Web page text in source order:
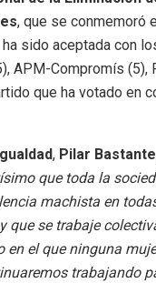
, que se conmemoró
sido aceptada con
APM-Compromís (5),
que ha votado en
, Pilar Bastante
que toda la
machista en
que se trabaje
en el que ninguna
trabajando